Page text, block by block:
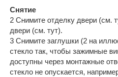
Снятие
2 Снимите отделку двери (см.
двери (см. тут).
3 Снимите заглушки (2 на
стекло так, чтобы зажимные
доступны через монтажные
стекло не опускается,